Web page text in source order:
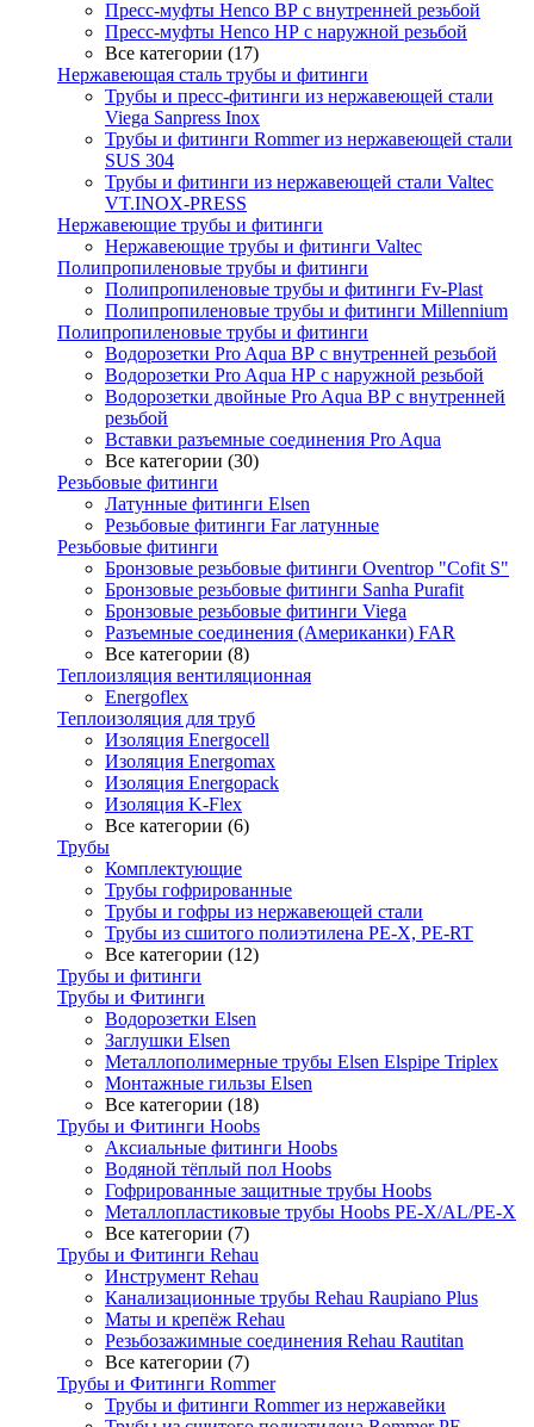
Пресс-муфты Henco ВР с внутренней резьбой
Пресс-муфты Henco НР с наружной резьбой
Все категории (17)
Нержавеющая сталь трубы и фитинги
Трубы и пресс-фитинги из нержавеющей стали
Viega Sanpress Inox
Трубы и фитинги Rommer из нержавеющей стали
SUS 304
Трубы и фитинги из нержавеющей стали Valtec
VT.INOX-PRESS
Нержавеющие трубы и фитинги
Нержавеющие трубы и фитинги Valtec
Полипропиленовые трубы и фитинги
Полипропиленовые трубы и фитинги Fv-Plast
Полипропиленовые трубы и фитинги Millennium
Полипропиленовые трубы и фитинги
Водорозетки Pro Aqua ВР с внутренней резьбой
Водорозетки Pro Aqua НР с наружной резьбой
Водорозетки двойные Pro Aqua ВР с внутренней
резьбой
Вставки разъемные соединения Pro Aqua
Все категории (30)
Резьбовые фитинги
Латунные фитинги Elsen
Резьбовые фитинги Far латунные
Резьбовые фитинги
Бронзовые резьбовые фитинги Oventrop "Cofit S"
Бронзовые резьбовые фитинги Sanha Purafit
Бронзовые резьбовые фитинги Viega
Разъемные соединения (Американки) FAR
Все категории (8)
Теплоизляция вентиляционная
Energoflex
Теплоизоляция для труб
Изоляция Energocell
Изоляция Energomax
Изоляция Energopack
Изоляция K-Flex
Все категории (6)
Трубы
Комплектующие
Трубы гофрированные
Трубы и гофры из нержавеющей стали
Трубы из сшитого полиэтилена PE-X, PE-RT
Все категории (12)
Трубы и фитинги
Трубы и Фитинги
Водорозетки Elsen
Заглушки Elsen
Металлополимерные трубы Elsen Elspipe Triplex
Монтажные гильзы Elsen
Все категории (18)
Трубы и Фитинги Hoobs
Аксиальные фитинги Hoobs
Водяной тёплый пол Hoobs
Гофрированные защитные трубы Hoobs
Металлопластиковые трубы Hoobs PE-X/AL/PE-X
Все категории (7)
Трубы и Фитинги Rehau
Инструмент Rehau
Канализационные трубы Rehau Raupiano Plus
Маты и крепёж Rehau
Резьбозажимные соединения Rehau Rautitan
Все категории (7)
Трубы и Фитинги Rommer
Трубы и фитинги Rommer из нержавейки